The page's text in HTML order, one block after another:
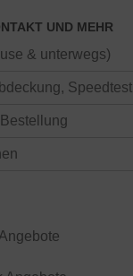
UND MEHR
& unterwegs)
Speedtest